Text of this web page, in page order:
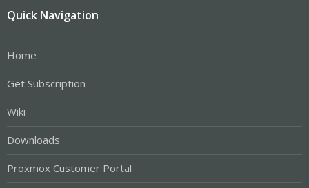
Quick Navigation
Home
Get Subscription
Wiki
Downloads
Proxmox Customer Portal